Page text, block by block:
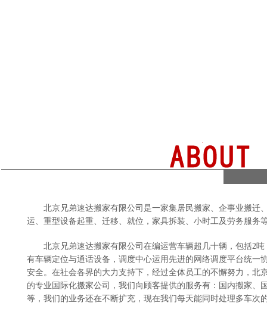
北京兄弟速达搬家有限公司是一家集居民搬家、企事业搬
运、重型设备起重、迁移、就位，家具拆装、小时工及劳务服务
北京兄弟速达搬家有限公司在编运营车辆超几十辆，包括2
有车辆定位与通话设备，调度中心运用先进的网络调度平台统
安全。在社会各界的大力支持下，经过全体员工的不懈努力，
的专业国际化搬家公司，我们向顾客提供的服务有：国内搬家
等，我们的业务还在不断扩充，现在我们每天能同时处理多车次